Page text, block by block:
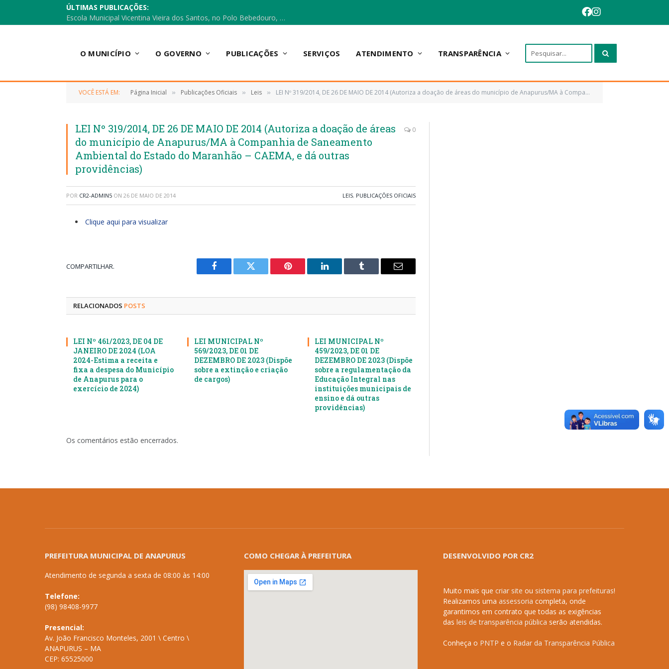
ÚLTIMAS PUBLICAÇÕES:
Escola Municipal Vicentina Vieira dos Santos, no Polo Bebedouro, recebeu materiais para a implantação do Cantinho da Leitura e da Sala Multidisciplinar.
O MUNICÍPIO O GOVERNO PUBLICAÇÕES SERVIÇOS ATENDIMENTO TRANSPARÊNCIA
VOCÊ ESTÁ EM: Página Inicial » Publicações Oficiais » Leis » LEI Nº 319/2014, DE 26 DE MAIO DE 2014 (Autoriza a doação de áreas do município de Anapurus/MA à Companhia de Saneamento Ambiental do Estado do Maranhão – CAEMA, e dá outras providências)
LEI Nº 319/2014, DE 26 DE MAIO DE 2014 (Autoriza a doação de áreas
do município de Anapurus/MA à Companhia de Saneamento
Ambiental do Estado do Maranhão – CAEMA, e dá outras
providências)
0
POR CR2-ADMIN5 ON 26 DE MAIO DE 2014 LEIS, PUBLICAÇÕES OFICIAIS
Clique aqui para visualizar
COMPARTILHAR.
Facebook Twitter Pinterest LinkedIn Tumblr
E-
RELACIONADOS POSTS
LEI Nº 461/2023, DE 04 DE
JANEIRO DE 2024 (LOA
2024-Estima a receita e
fixa a despesa do Município
de Anapurus para o
exercício de 2024)
LEI MUNICIPAL Nº
569/2023, DE 01 DE
DEZEMBRO DE 2023 (Dispõe
sobre a extinção e criação
de cargos)
LEI MUNICIPAL Nº
459/2023, DE 01 DE
DEZEMBRO DE 2023 (Dispõe
sobre a regulamentação da
Educação Integral nas
instituições municipais de
ensino e dá outras
providências)
Os comentários estão encerrados.
PREFEITURA MUNICIPAL DE ANAPURUS
Atendimento de segunda a sexta de 08:00 às 14:00
Telefone:
(98) 98408-9977
Presencial:
Av. João Francisco Monteles, 2001 \ Centro \
ANAPURUS – MA
CEP: 65525000
COMO CHEGAR À PREFEITURA DESENVOLVIDO POR CR2
Muito mais que criar site ou sistema para prefeituras!
Realizamos uma assessoria completa, onde
garantimos em contrato que todas as exigências
das leis de transparência pública serão atendidas.
Conheça o PNTP e o Radar da Transparência Pública